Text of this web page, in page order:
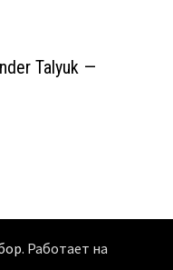
Talyuk —
. Работает на